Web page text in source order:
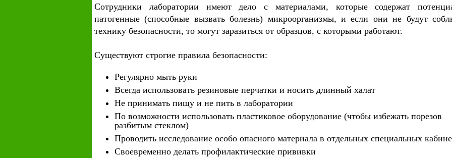
Сотрудники лаборатории имеют дело с материалами, которые содержат
патогенные (способные вызвать болезнь) микроорганизмы, и если они не будут
технику безопасности, то могут заразиться от образцов, с которыми работают.
Существуют строгие правила безопасности:
Регулярно мыть руки
Всегда использовать резиновые перчатки и носить длинный халат
Не принимать пищу и не пить в лаборатории
По возможности использовать пластиковое оборудование (чтобы избежать порезов
разбитым стеклом)
Проводить исследование особо опасного материала в отдельных специальных
Своевременно делать профилактические прививки